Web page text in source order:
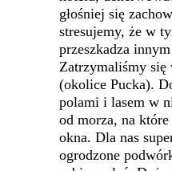
głośniej się
stresujemy, że w
przeszkadza
Zatrzymaliśmy
(okolice Pucka).
polami i lasem w
od morza, na
okna. Dla nas
ogrodzone